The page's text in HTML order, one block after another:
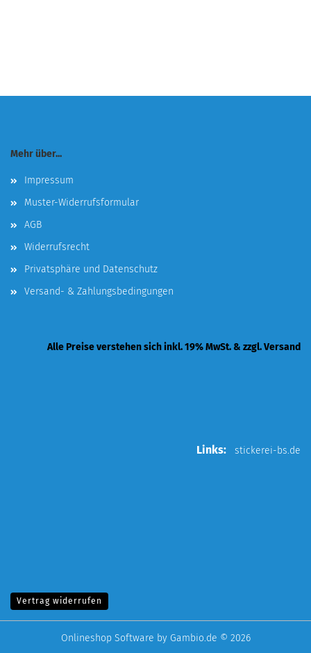
Mehr über...
Impressum
Muster-Widerrufsformular
AGB
Widerrufsrecht
Privatsphäre und Datenschutz
Versand- & Zahlungsbedingungen
Alle Preise verstehen sich inkl. 19% MwSt. & zzgl. Versand
Links: stickerei-bs.de
Vertrag widerrufen
Onlineshop Software by Gambio.de © 2026